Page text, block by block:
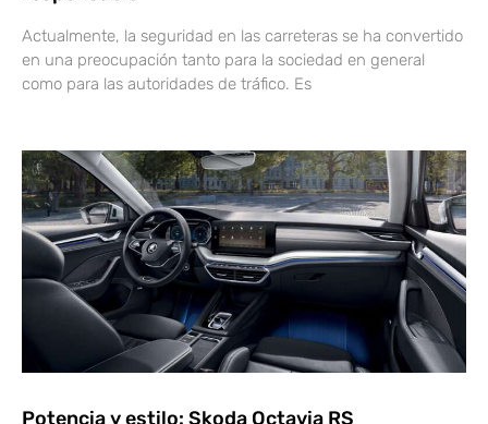
Actualmente, la seguridad en las carreteras se ha convertido
en una preocupación tanto para la sociedad en general
como para las autoridades de tráfico. Es
Potencia y estilo: Skoda Octavia RS